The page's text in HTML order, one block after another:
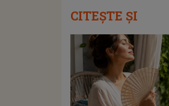
CITEȘTE ȘI